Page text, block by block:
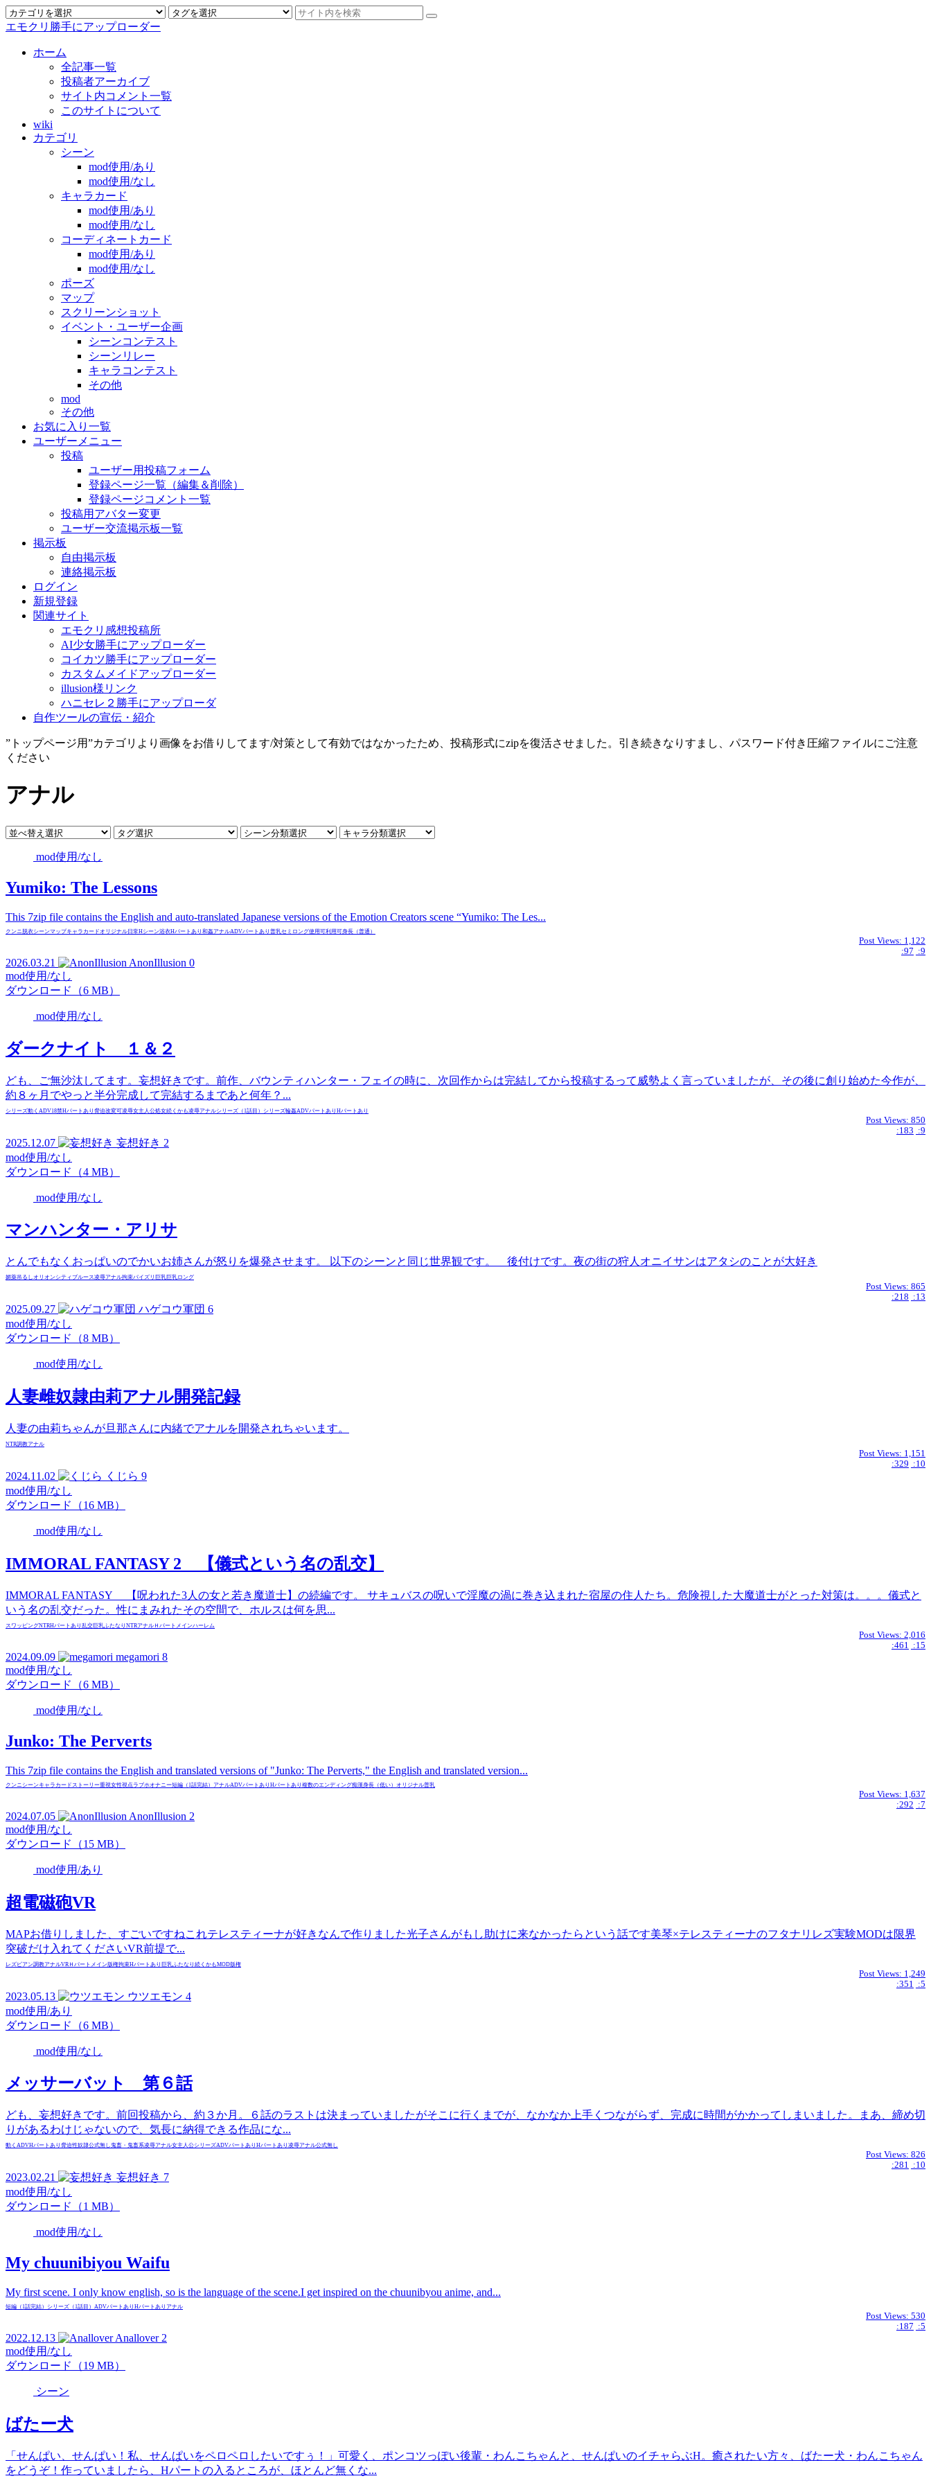
エモクリ勝手にアップローダー
ホーム
全記事一覧
投稿者アーカイブ
サイト内コメント一覧
このサイトについて
wiki
カテゴリ
シーン
mod使用/あり
mod使用/なし
キャラカード
mod使用/あり
mod使用/なし
コーディネートカード
mod使用/あり
mod使用/なし
ポーズ
マップ
スクリーンショット
イベント・ユーザー企画
シーンコンテスト
シーンリレー
キャラコンテスト
その他
mod
その他
お気に入り一覧
ユーザーメニュー
投稿
ユーザー用投稿フォーム
登録ページ一覧（編集＆削除）
登録ページコメント一覧
投稿用アバター変更
ユーザー交流掲示板一覧
掲示板
自由掲示板
連絡掲示板
ログイン
新規登録
関連サイト
エモクリ感想投稿所
AI少女勝手にアップローダー
コイカツ勝手にアップローダー
カスタムメイドアップローダー
illusion様リンク
ハニセレ２勝手にアップローダ
自作ツールの宣伝・紹介
”トップページ用”カテゴリより画像をお借りしてます/対策として有効ではなかったため、投稿形式にzipを復活させました。引き続きなりすまし、パスワード付き圧縮ファイルにご注意
ください
アナル
mod使用/なし
Yumiko: The Lessons
This 7zip file contains the English and auto-translated Japanese versions of the Emotion Creators scene “Yumiko: The Les...
クンニ 脱衣シーンマップキャラカードオリジナル 日常Hシーン浴衣Hパートあり 和姦アナルADVパートあり 普乳 セミロング使用可利用可身長（普通）
Post Views: 1,122
:97 :9
2026.03.21 AnonIllusion 0
mod使用/なし
ダウンロード（6 MB）
mod使用/なし
ダークナイト １＆２
ども、ご無沙汰してます。妄想好きです。前作、バウンティハンター・フェイの時に、次回作からは完結してから投稿するって威勢よく言っていましたが、その後に創り始めた今作が、
約８ヶ月でやっと半分完成して完結するまであと何年？...
シリーズ動くADV18禁Hパートあり 脅迫改変可凌辱女主人公処女続くかも凌辱アナルシリーズ（1話目） シリーズ輪姦ADVパートあり Hパートあり
Post Views: 850
:183 :9
2025.12.07 妄想好き 2
mod使用/なし
ダウンロード（4 MB）
mod使用/なし
マンハンター・アリサ
とんでもなくおっぱいのでかいお姉さんが怒りを爆発させます。 以下のシーンと同じ世界観です。 後付けです。夜の街の狩人オニイサンはアタシのことが大好き
媚薬吊るしオリオンシティブルース凌辱アナル拘束パイズリ 巨乳巨乳ロング
Post Views: 865
:218 :13
2025.09.27 ハゲコウ軍団 6
mod使用/なし
ダウンロード（8 MB）
mod使用/なし
人妻雌奴隷由莉アナル開発記録
人妻の由莉ちゃんが旦那さんに内緒でアナルを開発されちゃいます。
NTR調教アナル
Post Views: 1,151
:329 :10
2024.11.02 くじら 9
mod使用/なし
ダウンロード（16 MB）
mod使用/なし
IMMORAL FANTASY 2 【儀式という名の乱交】
IMMORAL FANTASY 【呪われた3人の女と若き魔道士】の続編です。 サキュバスの呪いで淫魔の渦に巻き込まれた宿屋の住人たち。危険視した大魔道士がとった対策は。。。儀式と
いう名の乱交だった。性にまみれたその空間で、ホルスは何を思...
スワッピングNTRHパートあり 乱交巨乳ふたなり NTRアナル Ｈパートメインハーレム
Post Views: 2,016
:461 :15
2024.09.09 megamori 8
mod使用/なし
ダウンロード（6 MB）
mod使用/なし
Junko: The Perverts
This 7zip file contains the English and translated versions of "Junko: The Perverts," the English and translated version...
クンニ シーンキャラカード ストーリー重視女性視点 ラブホオナニー短編（1話完結） アナルADVパートあり Hパートあり 複数のエンディング痴漢身長（低い） オリジナル普乳
Post Views: 1,637
:292 :7
2024.07.05 AnonIllusion 2
mod使用/なし
ダウンロード（15 MB）
mod使用/あり
超電磁砲VR
MAPお借りしました、すごいですねこれテレスティーナが好きなんで作りました光子さんがもし助けに来なかったらという話です美琴×テレスティーナのフタナリレズ実験MODは限界
突破だけ入れてくださいVR前提で...
レズビアン調教アナルVR Ｈパートメイン版権拘束Hパートあり 巨乳 ふたなり 続くかもMOD版権
Post Views: 1,249
:351
:5
2023.05.13 ウツエモン 4
mod使用/あり
ダウンロード（6 MB）
mod使用/なし
メッサーバット 第６話
ども、妄想好きです。前回投稿から、約３か月。６話のラストは決まっていましたがそこに行くまでが、なかなか上手くつながらず、完成に時間がかかってしまいました。まあ、締め切
りがあるわけじゃないので、気長に納得できる作品にな...
動くADVHパートあり 脅迫性奴隷公式無し 鬼畜・鬼畜系凌辱アナル女主人公シリーズADVパートあり Hパートあり 凌辱アナル公式無し
Post Views: 826
:281 :10
2023.02.21 妄想好き 7
mod使用/なし
ダウンロード（1 MB）
mod使用/なし
My chuunibiyou Waifu
My first scene. I only know english, so is the language of the scene.I get inspired on the chuunibyou anime, and...
短編（1話完結） シリーズ（1話目） ADVパートあり Hパートあり アナル
Post Views: 530
:187 :5
2022.12.13 Anallover 2
mod使用/なし
ダウンロード（19 MB）
シーン
ばたー犬
「せんぱい、せんぱい！私、せんぱいをペロペロしたいですぅ！」可愛く、ポンコツっぽい後輩・わんこちゃんと、せんぱいのイチャらぶH。癒されたい方々、ばたー犬・わんこちゃん
をどうぞ！作っていましたら、Hパートの入るところが、ほとんど無くな...